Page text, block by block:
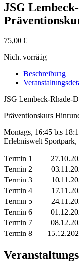
JSG
75,00 €
Nicht vorrätig
Beschreibung
JSG Lembeck-Rhade-
Präventionskurs
Montags, 16:45 bis
Erlebniswelt
Termin 1
Termin 2
Termin 3
Termin 4
Termin 5
Termin 6
Termin 7
Termin 8